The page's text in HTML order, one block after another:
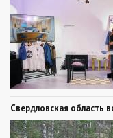
Свердловская область